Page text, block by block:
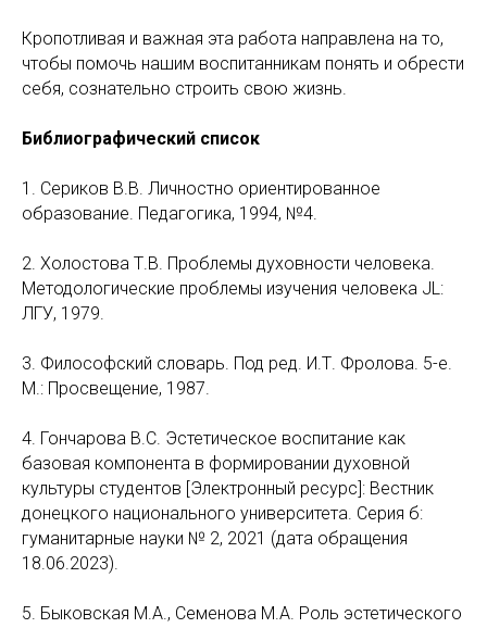
Кропотливая и важная эта работа направлена на то,
чтобы помочь нашим воспитанникам понять и обрести
себя, сознательно строить свою жизнь.
Библиографический список
1. Сериков В.В. Личностно ориентированное
образование. Педагогика, 1994, №4.
2. Холостова Т.В. Проблемы духовности человека.
Методологические проблемы изучения человека JL:
ЛГУ, 1979.
3. Философский словарь. Под ред. И.Т. Фролова. 5-е.
М.: Просвещение, 1987.
4. Гончарова В.С. Эстетическое воспитание как
базовая компонента в формировании духовной
культуры студентов [Электронный ресурс]: Вестник
донецкого национального университета. Серия б:
гуманитарные науки № 2, 2021 (дата обращения
18.06.2023).
5. Быковская М.А., Семенова М.А. Роль эстетического